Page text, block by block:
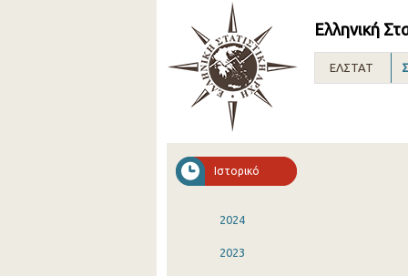
Ελληνική
ΕΛΣΤΑΤ
Ιστορικό
2024
2023